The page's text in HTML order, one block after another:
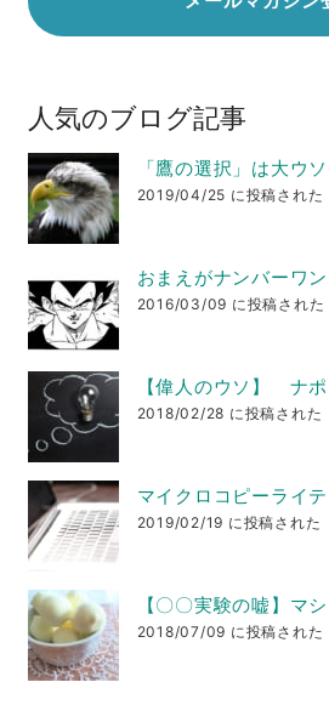
人気のブログ記事
「鷹の選択」は大ウ
2019/04/25 に投稿された
おまえがナンバーワ
2016/03/09 に投稿された
【偉人のウソ】 ナ
2018/02/28 に投稿された
マイクロコピーライ
2019/02/19 に投稿された
【〇〇実験の嘘】マ
2018/07/09 に投稿された